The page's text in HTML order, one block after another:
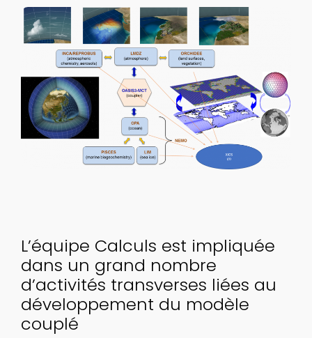
L’équipe Calculs est impliquée
dans un grand nombre
d’activités transverses liées au
développement du modèle
couplé